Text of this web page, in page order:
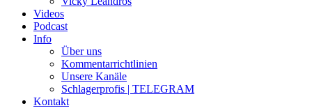
Videos
Podcast
Info
Über uns
Kommentarrichtlinien
Unsere Kanäle
Schlagerprofis | TELEGRAM
Kontakt